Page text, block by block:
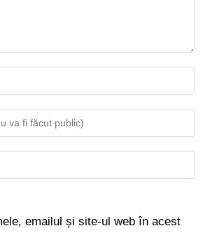
emailul și site-ul web în acest